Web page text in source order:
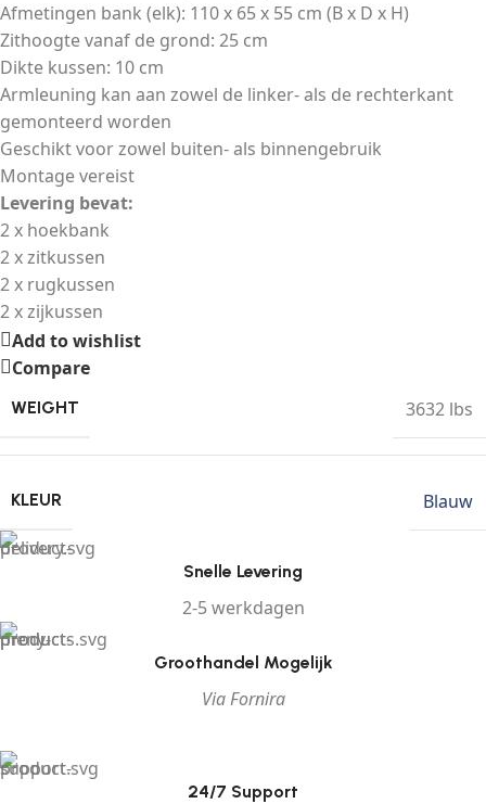
Afmetingen bank (elk): 110 x 65 x 55 cm (B x D x H)
Zithoogte vanaf de grond: 25 cm
Dikte kussen: 10 cm
Armleuning kan aan zowel de linker- als de rechterkant
gemonteerd worden
Geschikt voor zowel buiten- als binnengebruik
Montage vereist
Levering bevat:
2 x hoekbank
2 x zitkussen
2 x rugkussen
2 x zijkussen
Add to wishlist
Compare
WEIGHT 3632 lbs
KLEUR Blauw
Snelle Levering
2-5 werkdagen
Groothandel Mogelijk
Via Fornira
24/7 Support